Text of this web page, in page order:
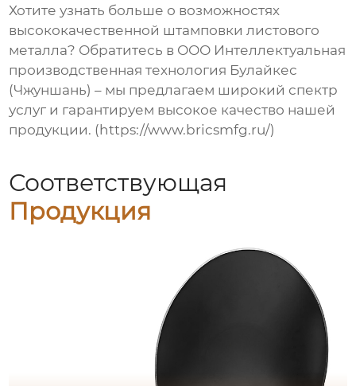
Хотите узнать больше о возможностях
высококачественной штамповки листового
металла? Обратитесь в ООО Интеллектуальная
производственная технология Булайкес
(Чжуншань) – мы предлагаем широкий спектр
услуг и гарантируем высокое качество нашей
продукции. (https://www.bricsmfg.ru/)
Соответствующая
Продукция